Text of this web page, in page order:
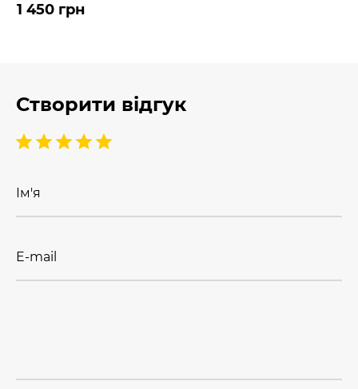
1 450 грн
Створити відгук
Ім'я
E-mail